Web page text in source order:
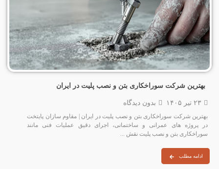
بهترین شرکت سوراخکاری بتن و نصب پلیت در ایران
۲۳ تیر ۱۴۰۵ بدون دیدگاه
بهترین شرکت سوراخکاری بتن و نصب پلیت در ایران | مقاوم سازان پایتخت
در پروژه‌ های عمرانی و ساختمانی، اجرای دقیق عملیات فنی مانند
سوراخکاری بتن و نصب پلیت نقش ...
ادامه مطلب